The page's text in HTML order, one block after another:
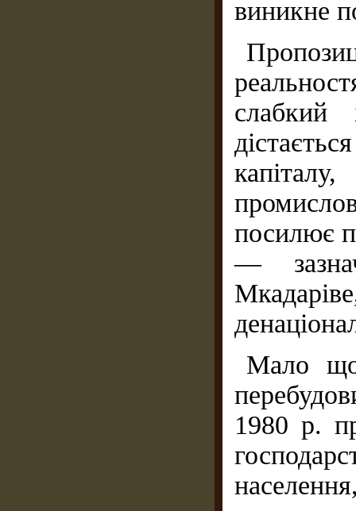
виникне
слабкий
посилює
—
Мало що
1980 р.